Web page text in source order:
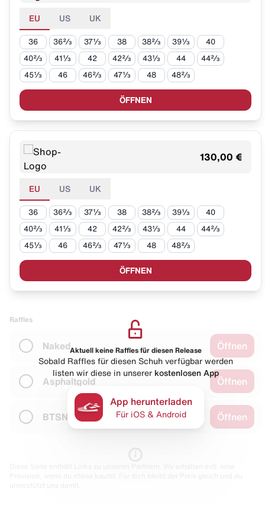
EU US UK
36 36⅔ 37⅓ 38 38⅔ 39⅓ 40
40⅔ 41⅓ 42 42⅔ 43⅓ 44 44⅔
45⅓ 46 46⅔ 47⅓ 48 48⅔
ÖFFNEN
130,00 €
EU US UK
36 36⅔ 37⅓ 38 38⅔ 39⅓ 40
40⅔ 41⅓ 42 42⅔ 43⅓ 44 44⅔
45⅓ 46 46⅔ 47⅓ 48 48⅔
ÖFFNEN
Raffles
Naked Öffnen
Asphaltgold Öffnen
BTSN Öffnen
Aktuell keine Raffles für diesen Release
Sobald Raffles für diesen Schuh verfügbar werden
listen wir diese in unserer kostenlosen App
App herunterladen
Für iOS & Android